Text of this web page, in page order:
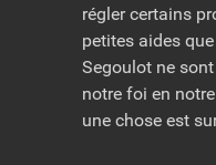
régler certains
petites aides
Segoulot ne
notre foi en
une chose est